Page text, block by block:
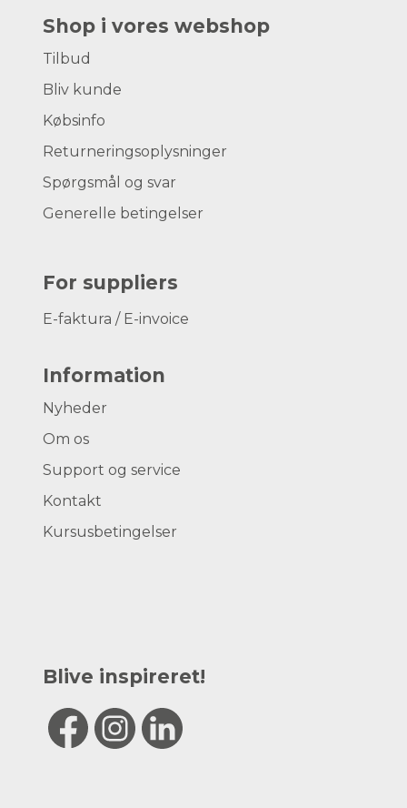
Shop i vores webshop
Tilbud
Bliv kunde
Købsinfo
Returneringsoplysninger
Spørgsmål og svar
Generelle betingelser
For suppliers
E-faktura / E-invoice
Information
Nyheder
Om os
Support og service
Kontakt
Kursusbetingelser
Blive inspireret!